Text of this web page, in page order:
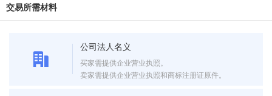
交易所需材料
公司法人名义
买家需提供企业营业执照。
卖家需提供企业营业执照和商标注册证原件。